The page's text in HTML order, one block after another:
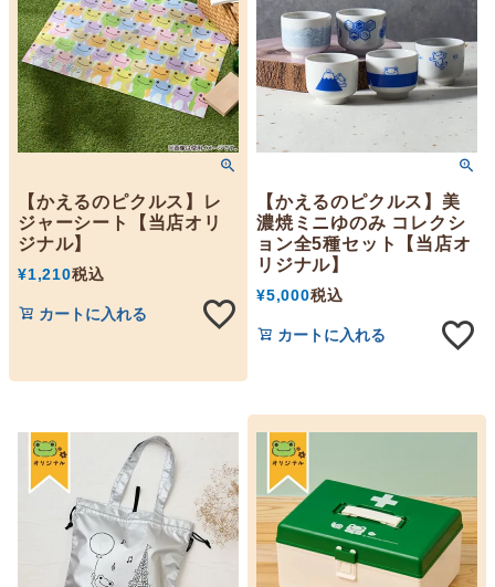
【かえるのピクルス】レ
ジャーシート【当店オリ
ジナル】
¥1,210税込
カートに入れる
【かえるのピクルス】美
濃焼ミニゆのみ コレクシ
ョン全5種セット【当店オ
リジナル】
¥5,000税込
カートに入れる